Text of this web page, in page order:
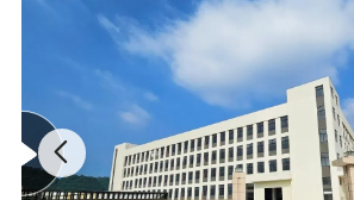
1100 * 140 * 40mm
1250 * 140 * 30mm
1250 * 140 * 40mm
측면: 설포와 그루브
기능: 공기 환풍구를 사용하여 설계